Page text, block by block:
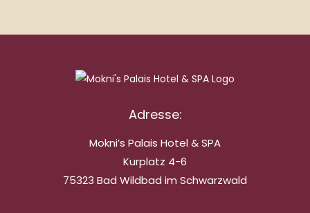
Adresse:
Mokni’s Palais Hotel & SPA
Kurplatz 4-6
75323 Bad Wildbad im Schwarzwald